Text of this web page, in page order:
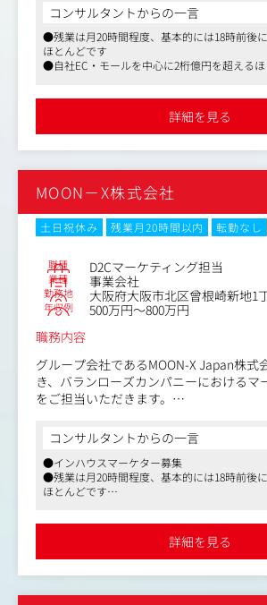
数兆円規模への成長が見込まれるライブ
前線でスキルを磨けます。
事業創りへの参画
決まったルーティンワークをこなすだけ
バーとして関与できます。
につけることが可能です。
バランローズカンパニーについて：
いつまでも綺麗でありたいと願う全ての
るヘアケアブランドVALANROSE（バラ
しています。
クリームシャンプー」は、累計販売数
にもヘアエッセンスオイルやクリームシ
ールを中心としたEC運営をご担当いただ
楽天・AmazonなどのECモール運営を中
販促施策・商品ページ改善などを通じて
担っていただくポジションです。
ご経験や志向に応じて、ECモール・自社
上拡大に関わっていただける環境です。
（具体的な業務内容）
・楽天 / Amazon / Yahoo / Qoo10などの
・売上 / CVR / 広告効果の分析
・モール広告の運用 / 改善
・セール / キャンペーン企画
・広告代理店とのコミュニケーション
・競合調査 / 市場リサーチ など
また、自社ECサイトの運営経験をお持ち
コンサルタントからの一言
●残業は月20時間程度、基本的には18時前後
ほとんどです
●自社EC・モールを中心に2桁億円を超える
詳細を見る
MOON－X株式会社
土日祝休み 残業月20時間以内 転勤なし
職種 D2Cマーケティング担当
業種 事業会社
勤務地 大阪府大阪市北区曾根崎新地1
年収例
500万円～800万円
職務内容
グループ会社であるMOON-X Japan株式
き、バランローズカンパニーにおけるマ
をご担当いただきます。
楽天・AmazonなどのECモールにおける
とした運営業務をお任せいたします。
入社後は、既存メンバーと連携しながら
ご担当いただきます。
・楽天 / Amazon / Yahoo / Qoo10などの
・売上 / CVR / 広告効果の分析
コンサルタントからの一言
●インハウスマーケター募集
●残業は月20時間程度、基本的には18時前後
ほとんどです
詳細を見る